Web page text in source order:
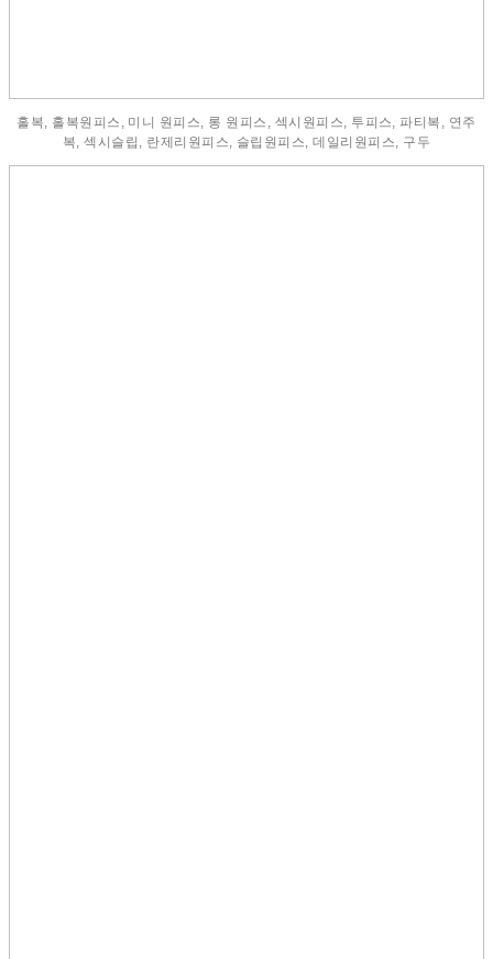
홀복, 홀복원피스, 미니 원피스, 롱 원피스, 섹시원피스, 투피스, 파티복, 연주
복, 섹시슬립, 란제리원피스, 슬립원피스, 데일리원피스, 구두